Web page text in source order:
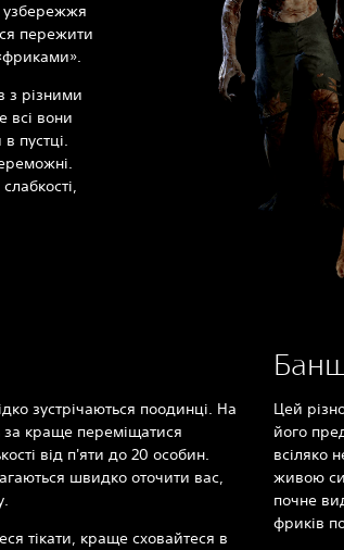
узбережжя
пережити
з різними
всі вони
пустці.
зустрічаються поодинці. На
краще переміщатися
від п'яти до 20 особин.
швидко оточити вас,
тікати, краще сховайтеся в
Цей
його
всіляко
живою
почне
фриків